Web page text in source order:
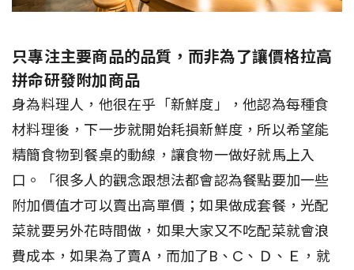
只專注主要商品的品質，而非為了讓價格拉高
拼命研發附加商品
身為料理人，他很在乎「新鮮度」，他認為每種食
材料理後，下一步就開始耗損新鮮度，所以希望能
精簡食物到餐桌的動線，讓食物一做好就馬上入
口。「很多人的觀念跟想法都會認為餐點要加一些
附加價值才可以賣出高單價；如果做成套餐，光配
菜就要另外花時間做，如果大家又不吃配菜就會浪
費成本，如果為了賣A，而加了B、C、Ｄ、Ｅ，就